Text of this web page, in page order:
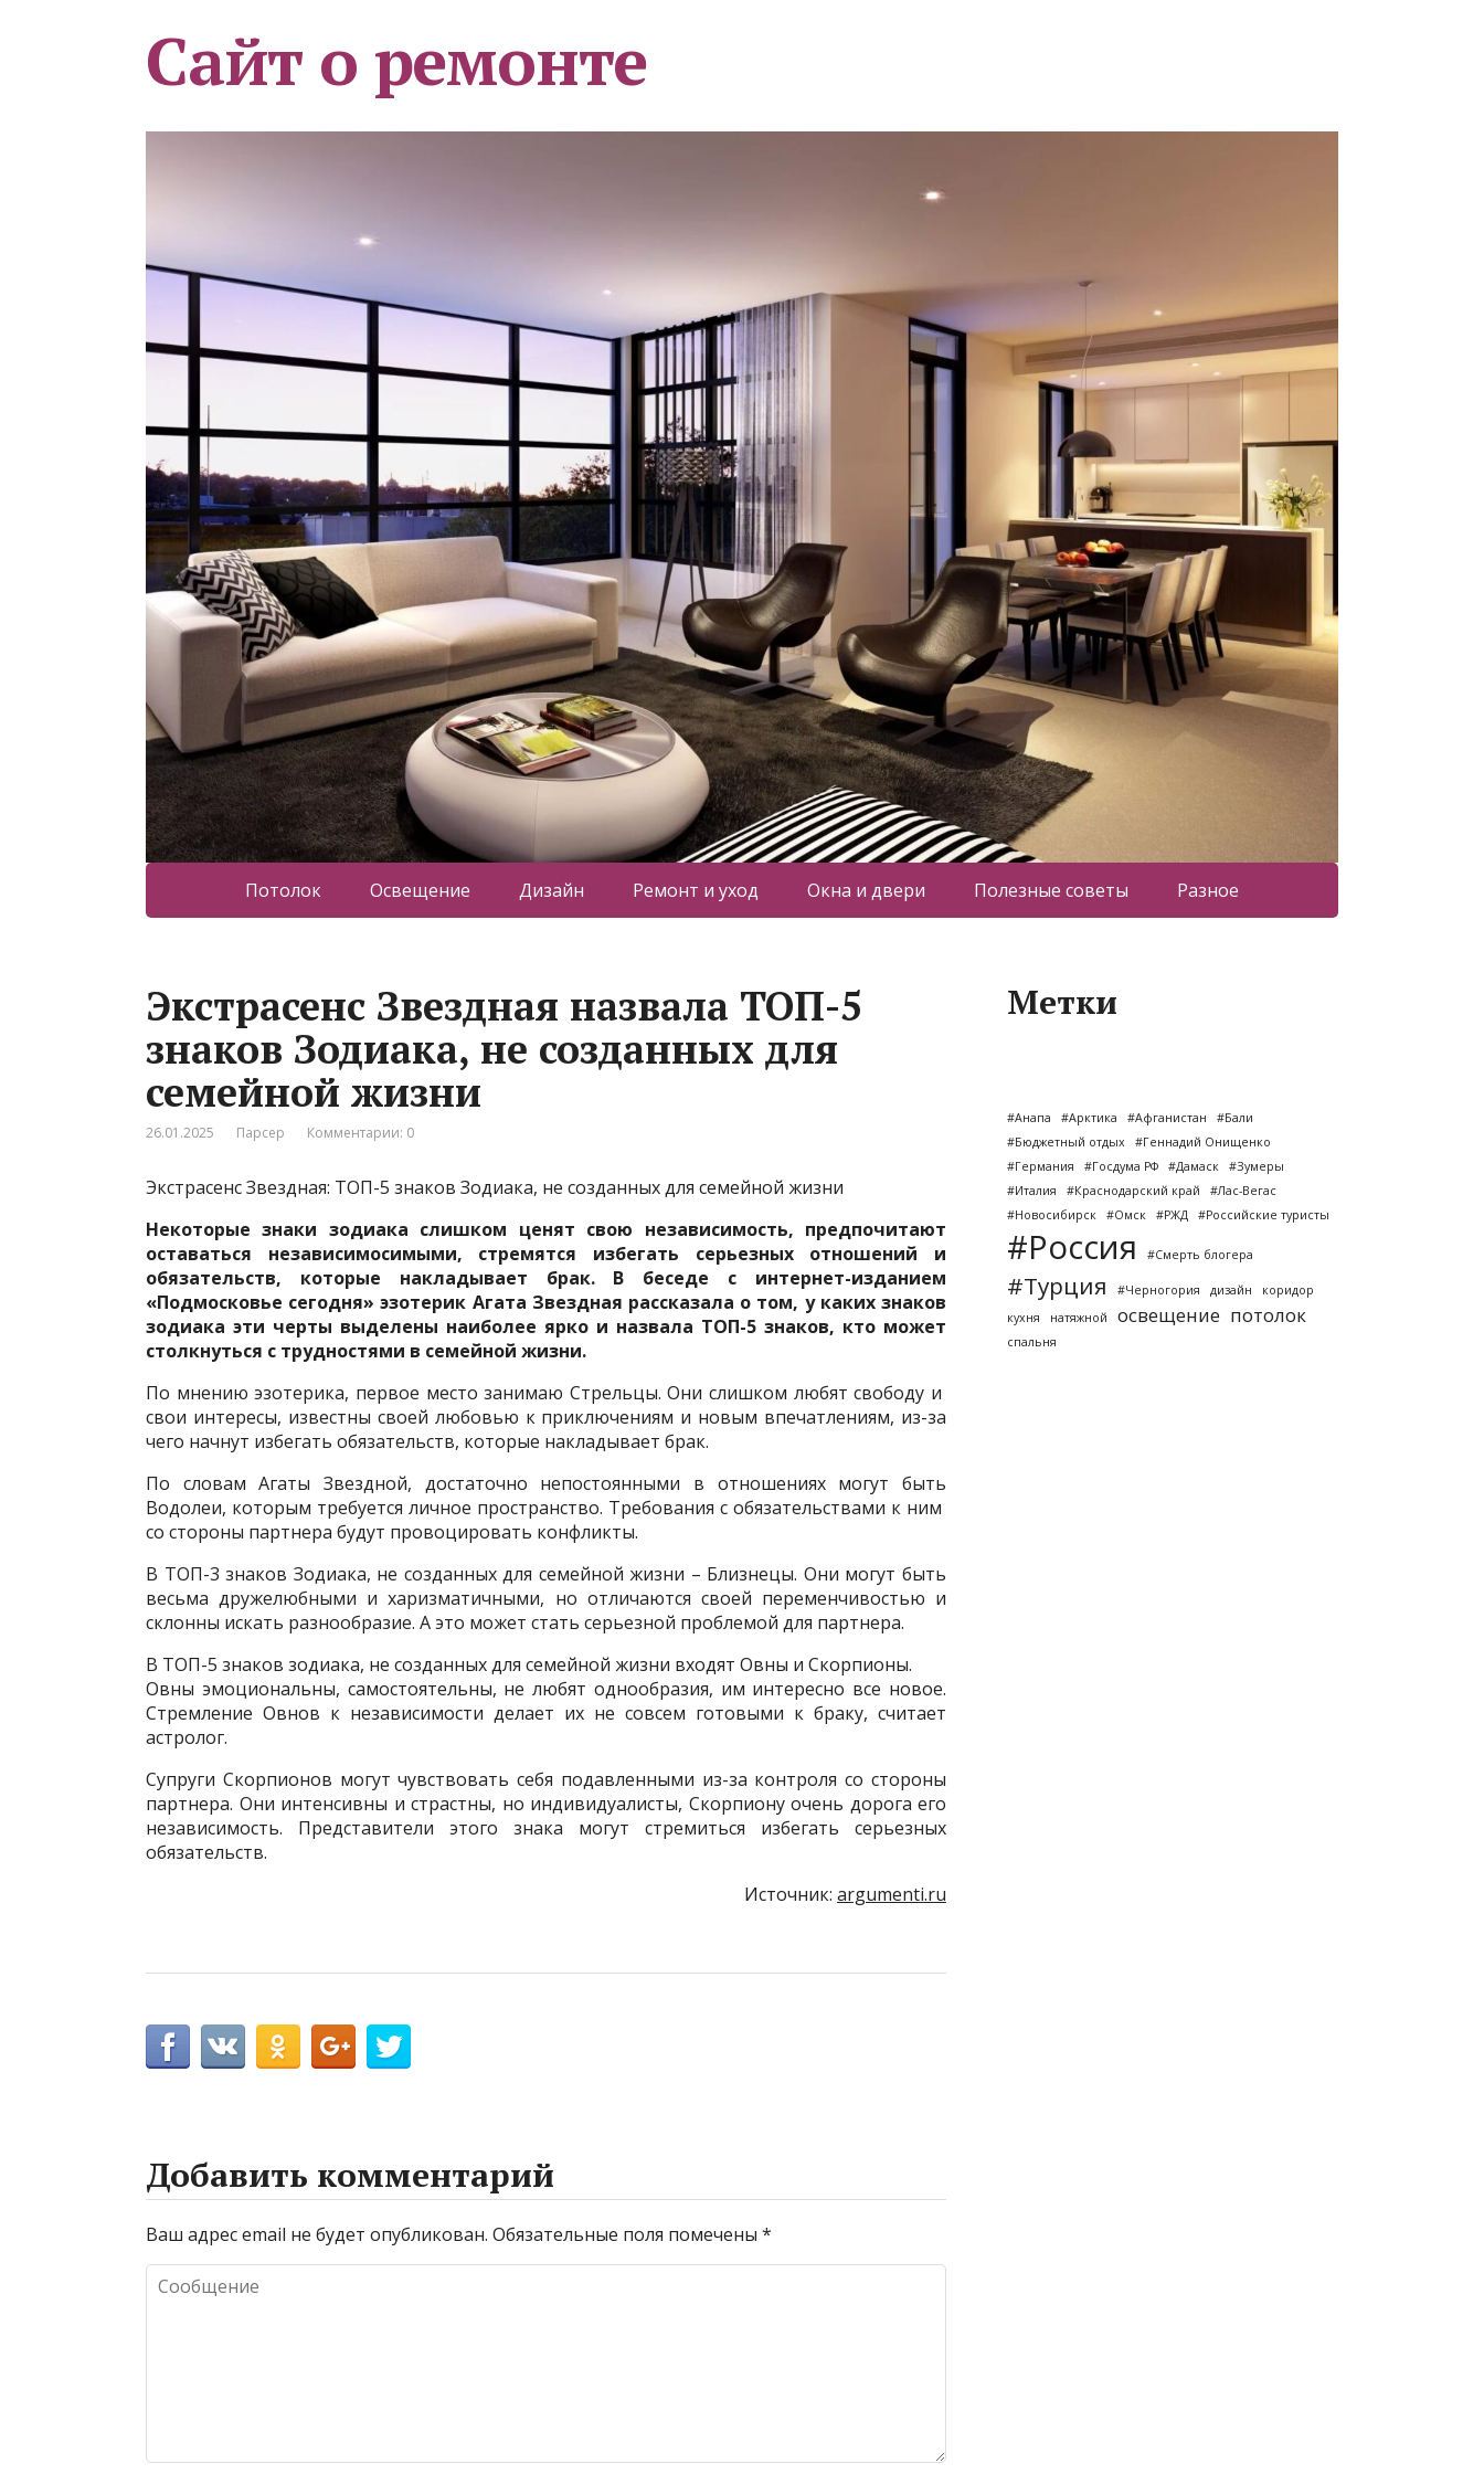
Сайт о ремонте
Потолок Освещение Дизайн Ремонт и уход Окна и двери Полезные советы Разное
Экстрасенс Звездная назвала ТОП-5
знаков Зодиака, не созданных для
семейной жизни
26.01.2025 Парсер Комментарии: 0
Экстрасенс Звездная: ТОП-5 знаков Зодиака, не созданных для семейной жизни
Некоторые знаки зодиака слишком ценят свою независимость, предпочитают
оставаться независимосимыми, стремятся избегать серьезных отношений и
обязательств, которые накладывает брак. В беседе с интернет-изданием
«Подмосковье сегодня» эзотерик Агата Звездная рассказала о том, у каких знаков
зодиака эти черты выделены наиболее ярко и назвала ТОП-5 знаков, кто может
столкнуться с трудностями в семейной жизни.
По мнению эзотерика, первое место занимаю Стрельцы. Они слишком любят свободу и
свои интересы, известны своей любовью к приключениям и новым впечатлениям, из-за
чего начнут избегать обязательств, которые накладывает брак.
По словам Агаты Звездной, достаточно непостоянными в отношениях могут быть
Водолеи, которым требуется личное пространство. Требования с обязательствами к ним
со стороны партнера будут провоцировать конфликты.
В ТОП-3 знаков Зодиака, не созданных для семейной жизни – Близнецы. Они могут быть
весьма дружелюбными и харизматичными, но отличаются своей переменчивостью и
склонны искать разнообразие. А это может стать серьезной проблемой для партнера.
В ТОП-5 знаков зодиака, не созданных для семейной жизни входят Овны и Скорпионы.
Овны эмоциональны, самостоятельны, не любят однообразия, им интересно все новое.
Стремление Овнов к независимости делает их не совсем готовыми к браку, считает
астролог.
Супруги Скорпионов могут чувствовать себя подавленными из-за контроля со стороны
партнера. Они интенсивны и страстны, но индивидуалисты, Скорпиону очень дорога его
независимость. Представители этого знака могут стремиться избегать серьезных
обязательств.
Источник: argumenti.ru
Добавить комментарий
Ваш адрес email не будет опубликован. Обязательные поля помечены *
Метки
#Анапа #Арктика #Афганистан
#Бали
#Бюджетный отдых
#Геннадий Онищенко
#Германия
#Госдума РФ #Дамаск
#Зумеры
#Италия
#Краснодарский край
#Лас-Вегас
#Новосибирск
#Омск #РЖД #Российские туристы
#Россия #Смерть блогера
#Турция #Черногория дизайн
коридор
кухня
натяжной освещение потолок
спальня